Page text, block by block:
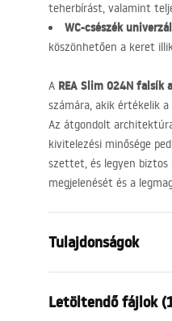
teherbírást, valamint
WC-csészék
köszönhetően a keret
A REA Slim 024N falsík
számára, akik értékelik
Az átgondolt
kivitelezési minősége
szettet, és legyen biztos
megjelenését és a
Tulajdonságok
Modell
Letöltendő fájlok